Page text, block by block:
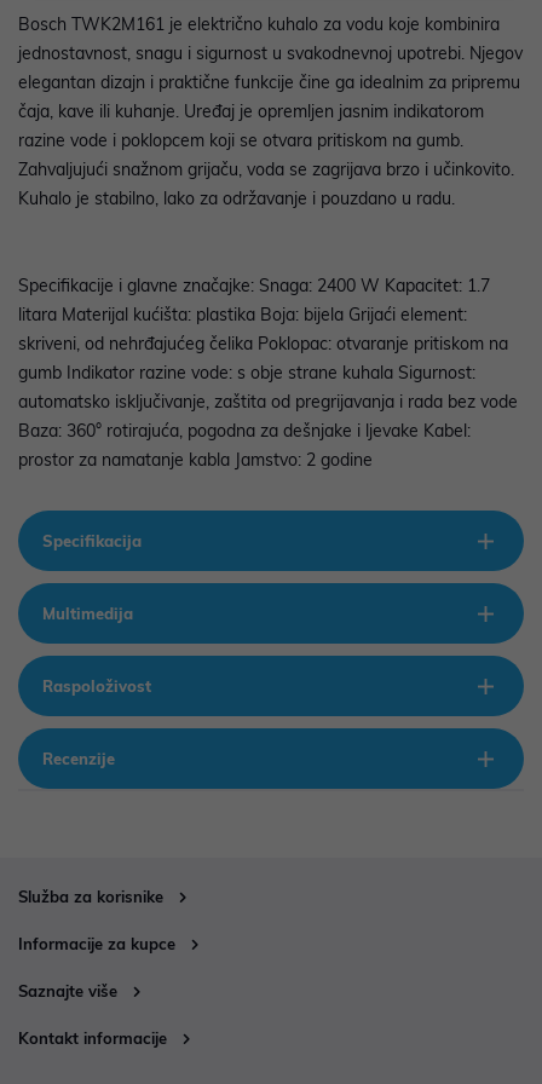
Bosch TWK2M161 je električno kuhalo za vodu koje kombinira
jednostavnost, snagu i sigurnost u svakodnevnoj upotrebi. Njegov
elegantan dizajn i praktične funkcije čine ga idealnim za pripremu
čaja, kave ili kuhanje. Uređaj je opremljen jasnim indikatorom
razine vode i poklopcem koji se otvara pritiskom na gumb.
Zahvaljujući snažnom grijaču, voda se zagrijava brzo i učinkovito.
Kuhalo je stabilno, lako za održavanje i pouzdano u radu.
Specifikacije i glavne značajke: Snaga: 2400 W Kapacitet: 1.7
litara Materijal kućišta: plastika Boja: bijela Grijaći element:
skriveni, od nehrđajućeg čelika Poklopac: otvaranje pritiskom na
gumb Indikator razine vode: s obje strane kuhala Sigurnost:
automatsko isključivanje, zaštita od pregrijavanja i rada bez vode
Baza: 360° rotirajuća, pogodna za dešnjake i ljevake Kabel:
prostor za namatanje kabla Jamstvo: 2 godine
Specifikacija
Multimedija
Raspoloživost
Recenzije
Služba za korisnike
Informacije za kupce
Saznajte više
Kontakt informacije